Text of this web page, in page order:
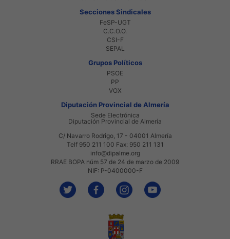
Secciones Sindicales
FeSP-UGT
C.C.O.O.
CSI-F
SEPAL
Grupos Políticos
PSOE
PP
VOX
Diputación Provincial de Almería
Sede Electrónica
Diputación Provincial de Almería
C/ Navarro Rodrigo, 17 - 04001 Almería
Telf 950 211 100 Fax: 950 211 131
info@dipalme.org
RRAE BOPA núm 57 de 24 de marzo de 2009
NIF: P-0400000-F